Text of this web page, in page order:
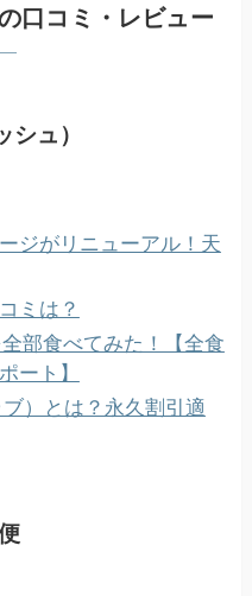
口コミ・レビュー
ュ）
ジがリニューアル！天
ミは？
部食べてみた！【全食
ート】
）とは？永久割引適